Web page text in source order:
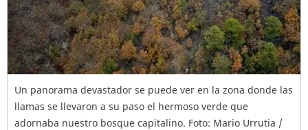
Un panorama devastador se puede ver en la zona donde las
llamas se llevaron a su paso el hermoso verde que
adornaba nuestro bosque capitalino. Foto: Mario Urrutia /